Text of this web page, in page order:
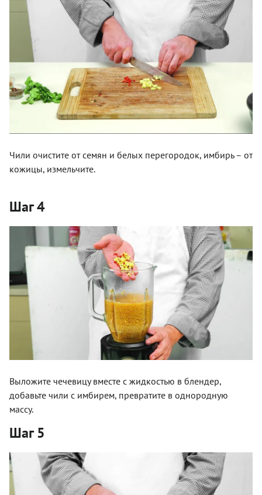
Чили очистите от семян и белых перегородок, имбирь – от
кожицы, измельчите.
Шаг 4
Выложите чечевицу вместе с жидкостью в блендер,
добавьте чили с имбирем, превратите в однородную
массу.
Шаг 5